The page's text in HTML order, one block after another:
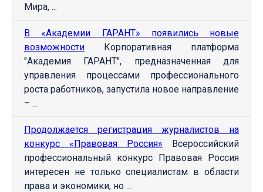
Мира, ...
В «Академии ГАРАНТ» появились новые
возможности Корпоративная платформа
"Академия ГАРАНТ", предназначенная для
управления процессами профессионального
роста работников, запустила новое направление
– ...
Продолжается регистрация журналистов на
конкурс «Правовая Россия» Всероссийский
профессиональный конкурс Правовая Россия
интересен не только специалистам в области
права и экономики, но ...